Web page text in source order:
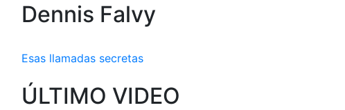
Dennis Falvy
Esas llamadas secretas
ÚLTIMO VIDEO